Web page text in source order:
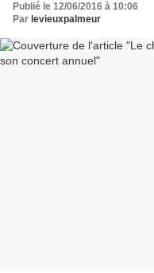
Publié le 12/06/2016 à 10:06
Par levieuxpalmeur